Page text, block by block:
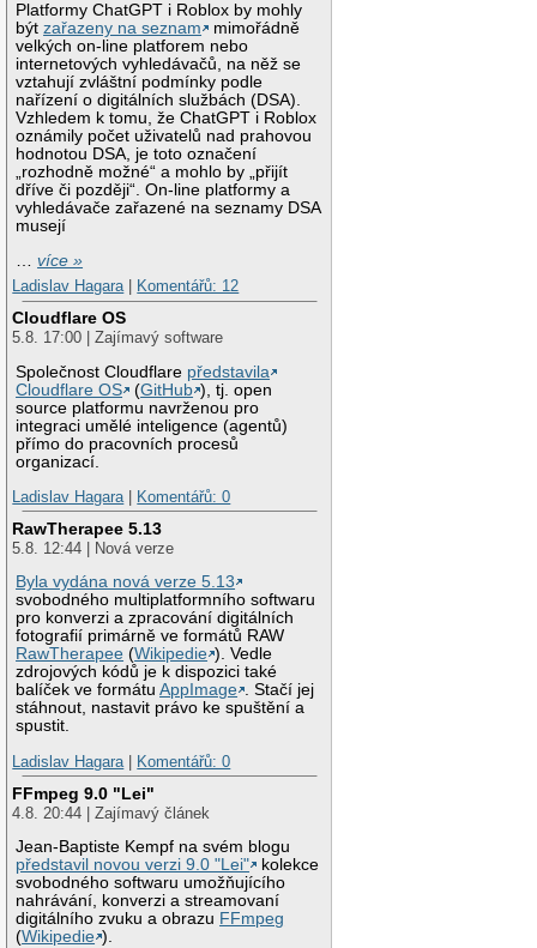
Platformy ChatGPT i Roblox by mohly
býtzařazeny na seznam
mimořádně
velkých on-line platforem nebo
internetových vyhledávačů, na něž se
vztahují zvláštní podmínky podle
nařízení o digitálních službách (DSA).
Vzhledem k tomu, že ChatGPT i Roblox
oznámily počet uživatelů nad prahovou
hodnotou DSA, je toto označení
„rozhodně možné“ a mohlo by „přijít
dříve či později“. On-line platformy a
vyhledávače zařazené na seznamy DSA
musejí
…více »
Ladislav Hagara| Komentářů: 12
Cloudflare OS
5.8. 17:00 | Zajímavý software
Společnost Cloudflare představila
Cloudflare OS
(GitHub ), tj. open
source platformu navrženou pro
integraci umělé inteligence (agentů)
přímo do pracovních procesů
organizací.
Ladislav Hagara| Komentářů: 0
RawTherapee 5.13
5.8. 12:44 | Nová verze
Byla vydána nová verze 5.13
svobodného multiplatformního softwaru
pro konverzi a zpracování digitálních
fotografií primárně ve formátů RAW
RawTherapee (Wikipedie ). Vedle
zdrojových kódů je k dispozici také
balíček ve formátuAppImage . Stačí jej
stáhnout, nastavit právo ke spuštění a
spustit.
Ladislav Hagara| Komentářů: 0
FFmpeg 9.0 "Lei"
4.8. 20:44 | Zajímavý článek
Jean-Baptiste Kempf na svém blogu
představil novou verzi 9.0 "Lei"
kolekce
svobodného softwaru umožňujícího
nahrávání, konverzi a streamovaní
digitálního zvuku a obrazu FFmpeg
(Wikipedie ).